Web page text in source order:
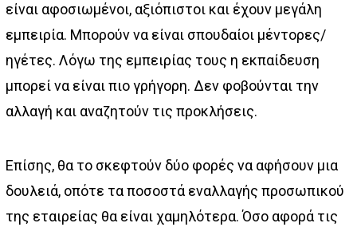
είναι αφοσιωμένοι, αξιόπιστοι και έχουν μεγάλη
εμπειρία. Μπορούν να είναι σπουδαίοι μέντορες/
ηγέτες. Λόγω της εμπειρίας τους η εκπαίδευση
μπορεί να είναι πιο γρήγορη. Δεν φοβούνται την
αλλαγή και αναζητούν τις προκλήσεις.
Επίσης, θα το σκεφτούν δύο φορές να αφήσουν μια
δουλειά, οπότε τα ποσοστά εναλλαγής προσωπικού
της εταιρείας θα είναι χαμηλότερα. Όσο αφορά τις